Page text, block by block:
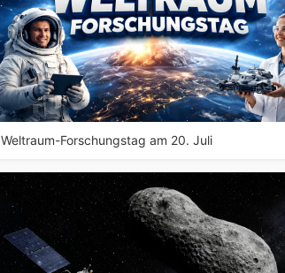
Weltraum-Forschungstag am 20. Juli